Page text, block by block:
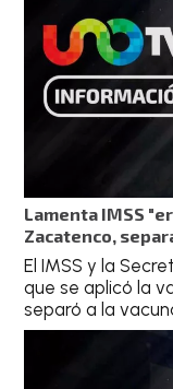
Lamenta IMSS
Zacatenco,
El IMSS y la
que se aplicó la
separó a la